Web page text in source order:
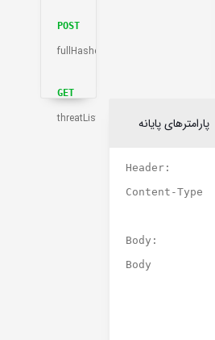
پارامترهای پایانه
Header:
Content-Type
Body:
Body
POST
fullHashes.find
GET
threatLists.list